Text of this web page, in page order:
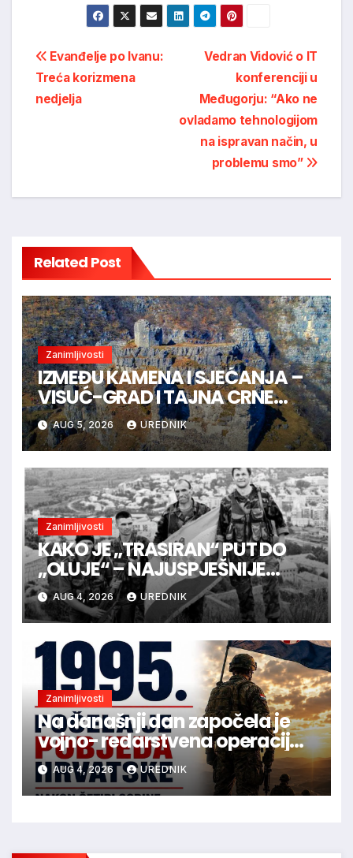
Post
navigation
Vedran Vidović o IT
konferenciji u
Međugorju: “Ako ne
ovladamo tehnologijom
na ispravan način, u
problemu smo”
Evanđelje po Ivanu:
Treća korizmena
nedjelja
Related Post
Zanimljivosti
IZMEĐU KAMENA I SJEĆANJA –
VISUĆ-GRAD I TAJNA CRNE
KRALJICE
AUG 5, 2026 UREDNIK
Zanimljivosti
KAKO JE „TRASIRAN“ PUT DO
„OLUJE“ – NAJUSPJEŠNIJE
VOJNE OPERACIJE U
HRVATSKOJ POVIJESTI
AUG 4, 2026 UREDNIK
Zanimljivosti
Na današnji dan započela je
vojno- redarstvena operacija
Oluja
AUG 4, 2026 UREDNIK